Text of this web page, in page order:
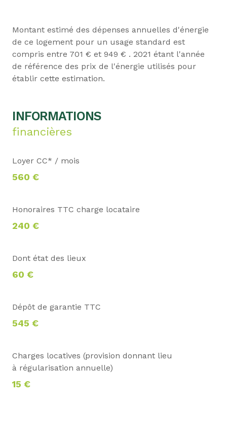
Montant estimé des dépenses annuelles d'énergie
de ce logement pour un usage standard est
compris entre 701 € et 949 € . 2021 étant l'année
de référence des prix de l'énergie utilisés pour
établir cette estimation.
INFORMATIONS
financières
Loyer CC* / mois
560 €
Honoraires TTC charge locataire
240 €
Dont état des lieux
60 €
Dépôt de garantie TTC
545 €
Charges locatives (provision donnant lieu
à régularisation annuelle)
15 €